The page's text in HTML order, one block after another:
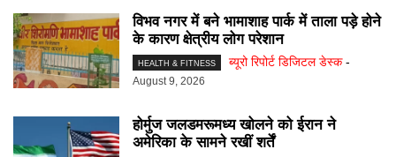
विभव नगर में बने भामाशाह पार्क में ताला पड़े होने
के कारण क्षेत्रीय लोग परेशान
HEALTH & FITNESS ब्यूरो रिपोर्ट डिजिटल डेस्क -
August 9, 2026
होर्मुज जलडमरूमध्य खोलने को ईरान ने
अमेरिका के सामने रखीं शर्तें